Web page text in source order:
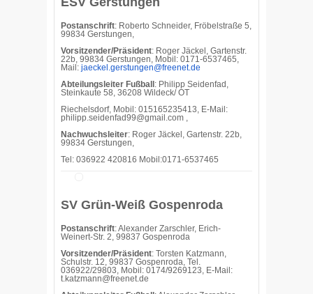
Postanschrift: Roberto Schneider, Fröbelstraße 5,
99834 Gerstungen,
Vorsitzender/Präsident: Roger Jäckel, Gartenstr.
22b, 99834 Gerstungen, Mobil: 0171-6537465,
Mail: jaeckel.gerstungen@freenet.de
Abteilungsleiter Fußball : Philipp Seidenfad,
Steinkaute 58, 36208 Wildeck/ OT
Riechelsdorf, Mobil: 015165235413, E-Mail:
philipp.seidenfad99@gmail.com ,
Nachwuchsleiter: Roger Jäckel, Gartenstr. 22b,
99834 Gerstungen,
Tel: 036922 420816 Mobil:0171-6537465
SV Grün-Weiß Gospenroda
Postanschrift: Alexander Zarschler, Erich-
Weinert-Str. 2, 99837 Gospenroda
Vorsitzender/Präsident: Torsten Katzmann,
Schulstr. 12, 99837 Gospenroda, Tel.
036922/29803, Mobil: 0174/9269123, E-Mail:
t.katzmann@freenet.de